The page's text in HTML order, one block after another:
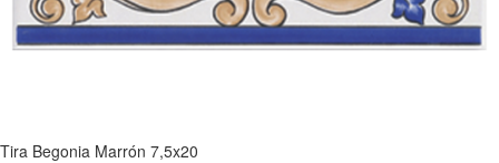
Tira Begonia Marrón 7,5x20